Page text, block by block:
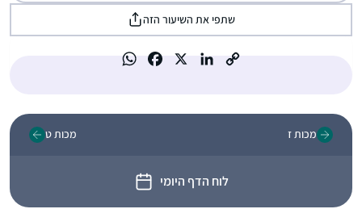
שתפי את השיעור הזה
מכות ז
לוח הדף היומי
מכות ט